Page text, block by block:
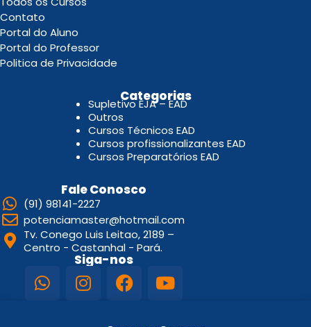
Contato
Portal do Aluno
Portal do Professor
Politica de Privacidade
Categorias
Supletivo EJA – EAD
Outros
Cursos Técnicos EAD
Cursos profissionalizantes EAD
Cursos Preparatórios EAD
Fale Conosco
(91) 98141-2227
potenciamaster@hotmail.com
Tv. Conego Luis Leitao, 2189 –
Centro - Castanhal - Pará.
Siga-nos